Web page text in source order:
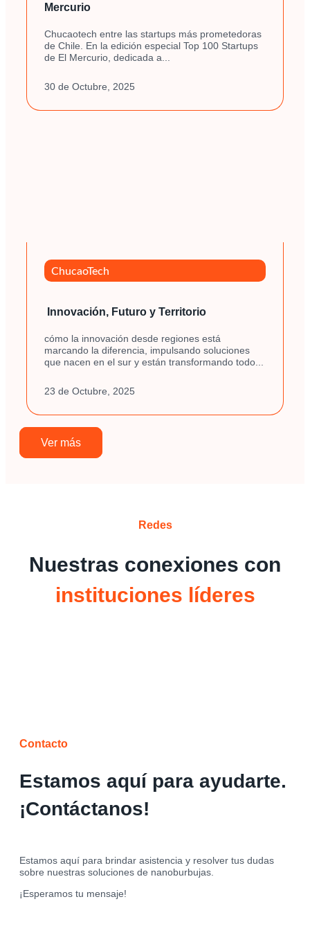
Mercurio
Chucaotech entre las startups más prometedoras
de Chile. En la edición especial Top 100 Startups
de El Mercurio, dedicada a...
30 de Octubre, 2025
ChucaoTech
Innovación, Futuro y Territorio
cómo la innovación desde regiones está
marcando la diferencia, impulsando soluciones
que nacen en el sur y están transformando todo...
23 de Octubre, 2025
Ver más
Redes
Nuestras conexiones con
instituciones líderes
Contacto
Estamos aquí para ayudarte.
¡Contáctanos!
Estamos aquí para brindar asistencia y resolver tus dudas
sobre nuestras soluciones de nanoburbujas.
¡Esperamos tu mensaje!